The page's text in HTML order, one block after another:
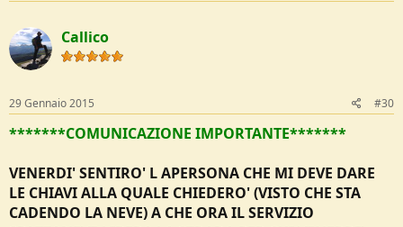
Callico
29 Gennaio 2015 #30
*******COMUNICAZIONE IMPORTANTE*******
VENERDI' SENTIRO' L APERSONA CHE MI DEVE DARE
LE CHIAVI ALLA QUALE CHIEDERO' (VISTO CHE STA
CADENDO LA NEVE) A CHE ORA IL SERVIZIO